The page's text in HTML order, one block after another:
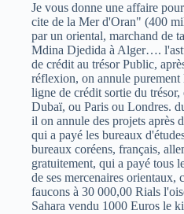
Je vous donne une affaire
cite de la Mer d'Oran" (400
par un oriental, marchand de
Mdina Djedida à Alger….
de crédit au trésor Public,
réflexion, on annule purement
ligne de crédit sortie du trésor,
Dubaï, ou Paris ou Londres.
il on annule des projets après
qui a payé les bureaux
bureaux coréens, français,
gratuitement, qui a payé tous
de ses mercenaires orientaux,
faucons à 30 000,00 Rials
Sahara vendu 1000 Euros